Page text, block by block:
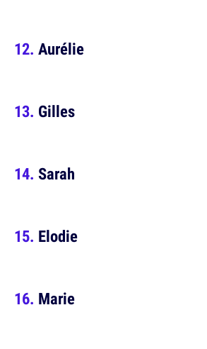
Aurélie
Gilles
Sarah
Elodie
Marie